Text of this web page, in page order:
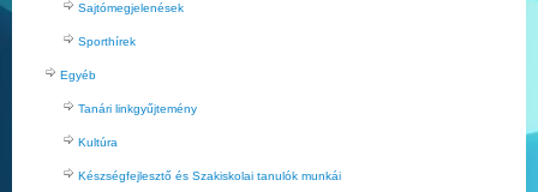
Sajtómegjelenések
Sporthírek
Egyéb
Tanári linkgyűjtemény
Kultúra
Készségfejlesztő és Szakiskolai tanulók munkái